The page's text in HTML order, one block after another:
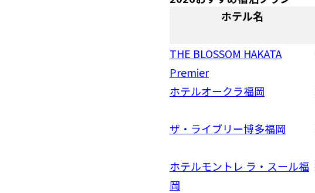
ホテル名
THE BLOSSOM HAKATA
Premier
ホテルオークラ福岡
ザ・ライブリー博多福岡
ホテルモントレ ラ・スール福
岡